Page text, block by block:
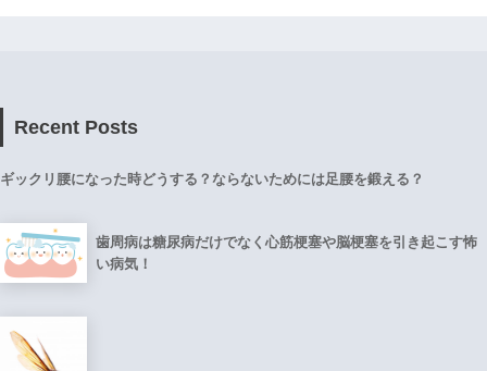
Recent Posts
ギックリ腰になった時どうする？ならないためには足腰を鍛える？
歯周病は糖尿病だけでなく心筋梗塞や脳梗塞を引き起こす怖
い病気！